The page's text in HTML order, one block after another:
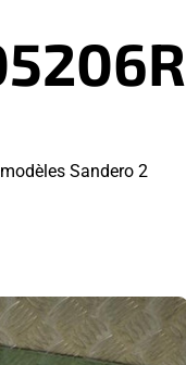
Sandero 2